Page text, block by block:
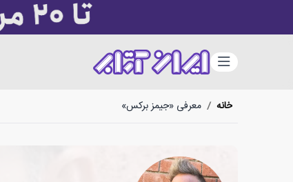
دسته‌بندی
خانه / معرفی «جیمز برکس»